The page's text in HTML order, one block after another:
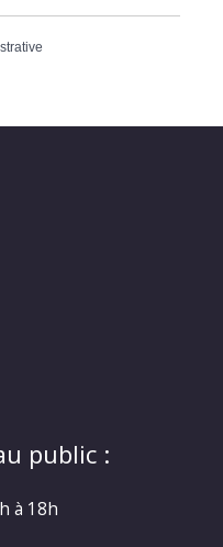
public :
à 18h